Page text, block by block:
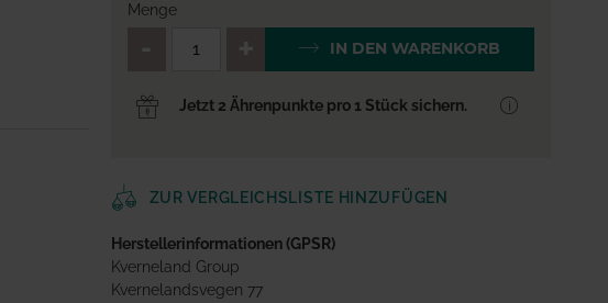
Menge
QTY_CONTROL_DECREASE
IN DEN WARENKORB
Jetzt 2 Ährenpunkte pro 1 Stück sichern.
ZUR VERGLEICHSLISTE HINZUFÜGEN
Herstellerinformationen (GPSR)
Kverneland Group
Kvernelandsvegen 77